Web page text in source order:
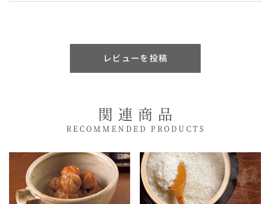
レビューを投稿
関連商品
RECOMMENDED PRODUCTS